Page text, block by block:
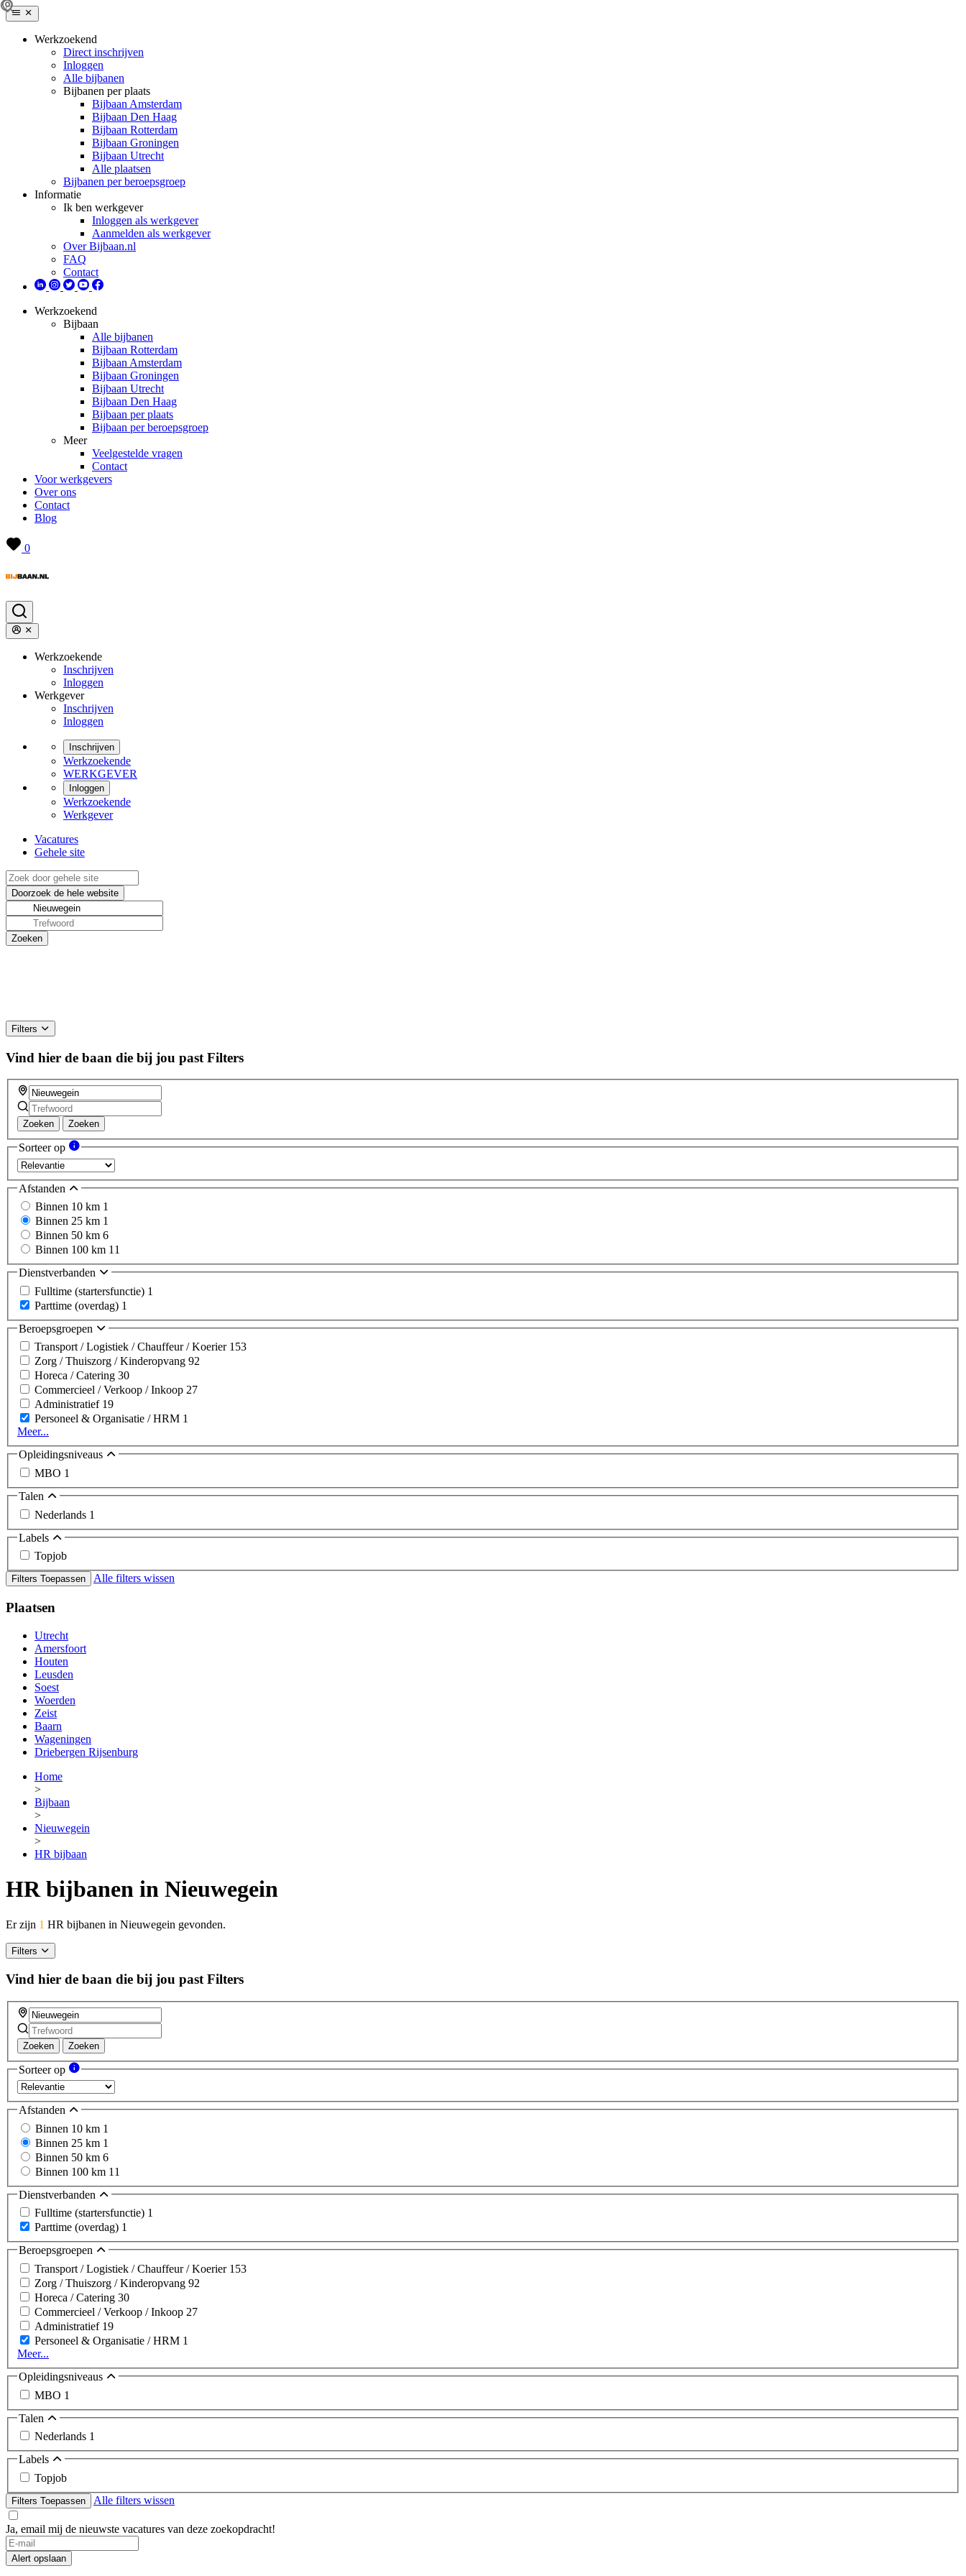
Werkzoekend
Direct inschrijven
Inloggen
Alle bijbanen
Bijbanen per plaats
Bijbaan Amsterdam
Bijbaan Den Haag
Bijbaan Rotterdam
Bijbaan Groningen
Bijbaan Utrecht
Alle plaatsen
Bijbanen per beroepsgroep
Informatie
Ik ben werkgever
Inloggen als werkgever
Aanmelden als werkgever
Over Bijbaan.nl
FAQ
Contact
Werkzoekend
Bijbaan
Alle bijbanen
Bijbaan Rotterdam
Bijbaan Amsterdam
Bijbaan Groningen
Bijbaan Utrecht
Bijbaan Den Haag
Bijbaan per plaats
Bijbaan per beroepsgroep
Meer
Veelgestelde vragen
Contact
Voor werkgevers
Over ons
Contact
Blog
0
Werkzoekende
Inschrijven
Inloggen
Werkgever
Inschrijven
Inloggen
Inschrijven
Werkzoekende
WERKGEVER
Inloggen
Werkzoekende
Werkgever
Vacatures
Gehele site
Filters
Vind hier de baan die bij jou past Filters
Zoeken Zoeken
Sorteer op
Afstanden
Binnen 10 km 1
Binnen 25 km 1
Binnen 50 km 6
Binnen 100 km 11
Dienstverbanden
Fulltime (startersfunctie) 1
Parttime (overdag) 1
Beroepsgroepen
Transport / Logistiek / Chauffeur / Koerier 153
Zorg / Thuiszorg / Kinderopvang 92
Horeca / Catering 30
Commercieel / Verkoop / Inkoop 27
Administratief 19
Personeel & Organisatie / HRM 1
Meer...
Opleidingsniveaus
MBO 1
Talen
Nederlands 1
Labels
Topjob
Filters Toepassen Alle filters wissen
Plaatsen
Utrecht
Amersfoort
Houten
Leusden
Soest
Woerden
Zeist
Baarn
Wageningen
Driebergen Rijsenburg
Home
>
Bijbaan
>
Nieuwegein
>
HR bijbaan
HR bijbanen in Nieuwegein
Er zijn 1 HR bijbanen in Nieuwegein gevonden.
Filters
Vind hier de baan die bij jou past Filters
Zoeken Zoeken
Sorteer op
Afstanden
Binnen 10 km 1
Binnen 25 km 1
Binnen 50 km 6
Binnen 100 km 11
Dienstverbanden
Fulltime (startersfunctie) 1
Parttime (overdag) 1
Beroepsgroepen
Transport / Logistiek / Chauffeur / Koerier 153
Zorg / Thuiszorg / Kinderopvang 92
Horeca / Catering 30
Commercieel / Verkoop / Inkoop 27
Administratief 19
Personeel & Organisatie / HRM 1
Meer...
Opleidingsniveaus
MBO 1
Talen
Nederlands 1
Labels
Topjob
Filters Toepassen Alle filters wissen
Ja, email mij de nieuwste vacatures van deze zoekopdracht!
Alert opslaan